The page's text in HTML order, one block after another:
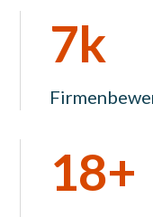
7k
18+